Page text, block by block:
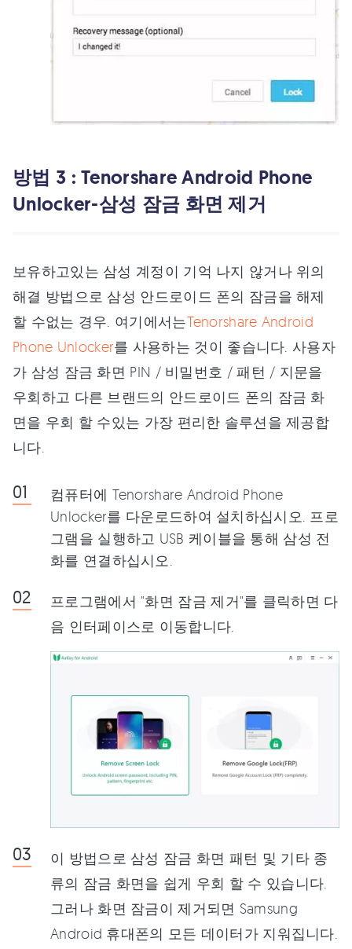
방법 3 : Tenorshare Android Phone
Unlocker-삼성 잠금 화면 제거
보유하고있는 삼성 계정이 기억 나지 않거나 위의
해결 방법으로 삼성 안드로이드 폰의 잠금을 해제
할 수없는 경우. 여기에서는Tenorshare Android
Phone Unlocker를 사용하는 것이 좋습니다. 사용자
가 삼성 잠금 화면 PIN / 비밀번호 / 패턴 / 지문을
우회하고 다른 브랜드의 안드로이드 폰의 잠금 화
면을 우회 할 수있는 가장 편리한 솔루션을 제공합
니다.
컴퓨터에 Tenorshare Android Phone
Unlocker를 다운로드하여 설치하십시오. 프로
그램을 실행하고 USB 케이블을 통해 삼성 전
화를 연결하십시오.
프로그램에서 "화면 잠금 제거"를 클릭하면 다
음 인터페이스로 이동합니다.
이 방법으로 삼성 잠금 화면 패턴 및 기타 종
류의 잠금 화면을 쉽게 우회 할 수 있습니다.
그러나 화면 잠금이 제거되면 Samsung
Android 휴대폰의 모든 데이터가 지워집니다.